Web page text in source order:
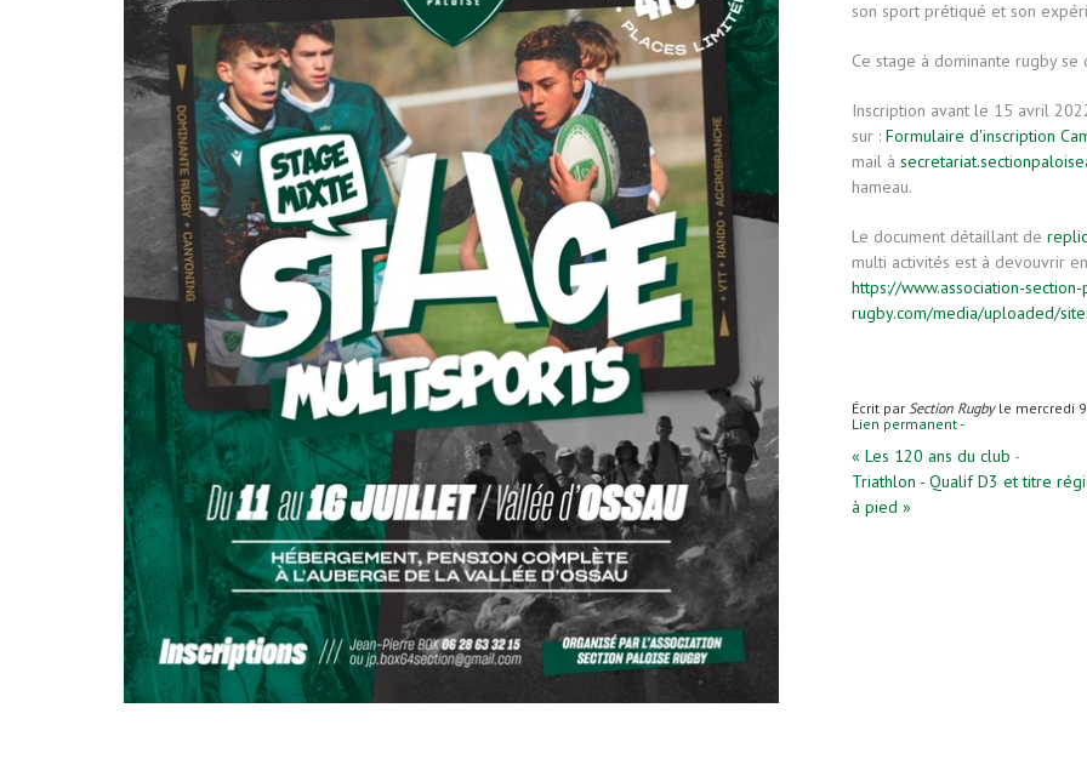
son sport prétiqué et son
Ce stage à dominante rugby
Inscription avant le 15 avril
sur : Formulaire d'inscription
mail à
hameau.
Le document détaillant de
multi activités est à devouvrir
https://www.association-
rugby.com/media/uploaded/
Écrit par Section Rugbyle mercredi
Lien permanent-
« Les 120 ans du club -
Triathlon - Qualif D3 et titre
à pied »